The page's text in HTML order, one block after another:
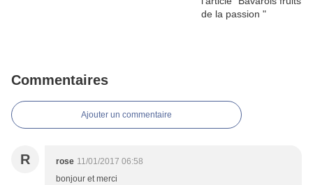
Commentaires
Ajouter un commentaire
R rose 11/01/2017 06:58
bonjour et merci